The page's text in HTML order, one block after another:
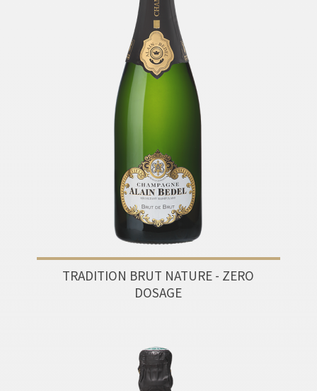
TRADITION BRUT NATURE - ZERO
DOSAGE